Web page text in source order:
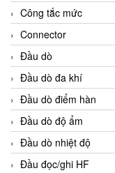
Công tắc mức
Connector
Đầu dò
Đầu dò đa khí
Đầu dò điểm hàn
Đầu dò độ ẩm
Đầu dò nhiệt độ
Đầu đọc/ghi HF